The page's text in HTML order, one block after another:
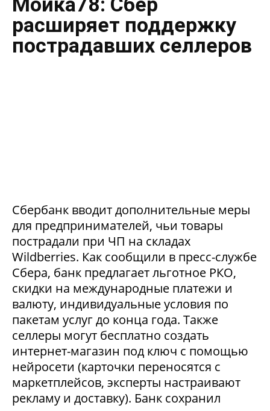
расширяет поддержку
пострадавших селлеров
Сбербанк вводит дополнительные меры
для предпринимателей, чьи товары
пострадали при ЧП на складах
Wildberries. Как сообщили в пресс-службе
Сбера, банк предлагает льготное РКО,
скидки на международные платежи и
валюту, индивидуальные условия по
пакетам услуг до конца года. Также
селлеры могут бесплатно создать
интернет-магазин под ключ с помощью
нейросети (карточки переносятся с
маркетплейсов, эксперты настраивают
рекламу и доставку). Банк сохранил